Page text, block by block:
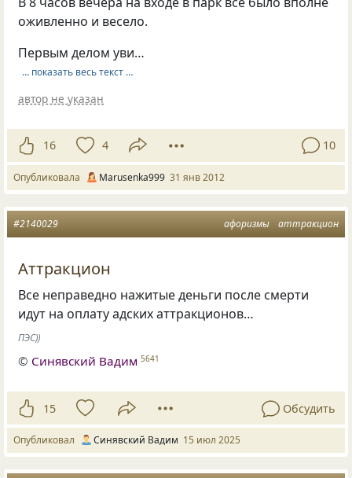
оживленно и весело.
Первым делом уви…
… показать весь текст …
автор не указан
16 4 10
Опубликовала Marusenka999 31 янв 2012
афоризмы аттракцион
#2140029
Аттракцион
Все неправедно нажитые деньги после смерти
идут на оплату адских аттракционов…
ПЭС))
© Синявский Вадим 5641
15 Обсудить
Опубликовал Синявский Вадим 15 июл 2025